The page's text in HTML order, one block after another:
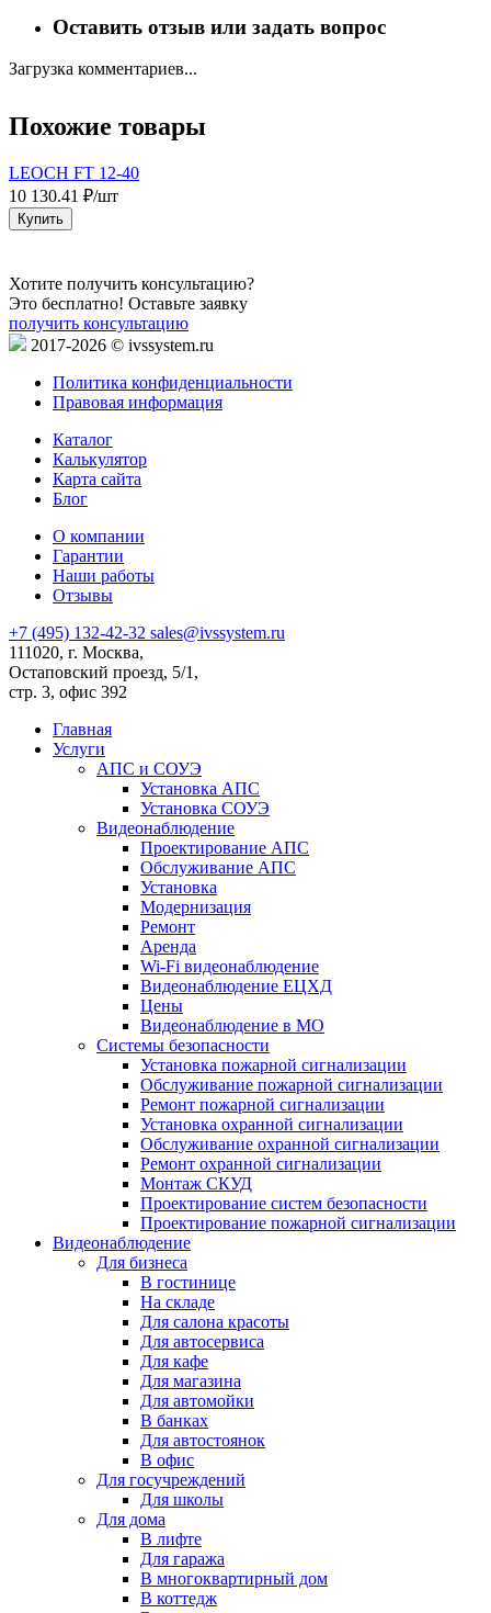
Оставить отзыв или задать вопрос
Загрузка комментариев...
Похожие товары
LEOCH FT 12-40
10 130.41 ₽/шт
Купить
Хотите получить консультацию?
Это бесплатно! Оставьте заявку
получить консультацию
2017-2026 © ivssystem.ru
Политика конфиденциальности
Правовая информация
Каталог
Калькулятор
Карта сайта
Блог
О компании
Гарантии
Наши работы
Отзывы
+7 (495) 132-42-32 sales@ivssystem.ru
111020, г. Москва,
Остаповский проезд, 5/1,
стр. 3, офис 392
Главная
Услуги
АПС и СОУЭ
Установка АПС
Установка СОУЭ
Видеонаблюдение
Проектирование АПС
Обслуживание АПС
Установка
Модернизация
Ремонт
Аренда
Wi-Fi видеонаблюдение
Видеонаблюдение ЕЦХД
Цены
Видеонаблюдение в МО
Системы безопасности
Установка пожарной сигнализации
Обслуживание пожарной сигнализации
Ремонт пожарной сигнализации
Установка охранной сигнализации
Обслуживание охранной сигнализации
Ремонт охранной сигнализации
Монтаж СКУД
Проектирование систем безопасности
Проектирование пожарной сигнализации
Видеонаблюдение
Для бизнеса
В гостинице
На складе
Для салона красоты
Для автосервиса
Для кафе
Для магазина
Для автомойки
В банках
Для автостоянок
В офис
Для госучреждений
Для школы
Для дома
В лифте
Для гаража
В многоквартирный дом
В коттедж